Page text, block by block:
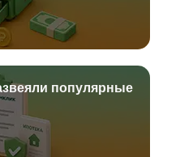
популярные